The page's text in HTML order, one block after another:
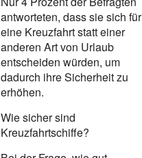
antworteten, dass sie sich für
eine Kreuzfahrt statt einer
anderen Art von Urlaub
entscheiden würden, um
dadurch ihre Sicherheit zu
erhöhen.
Wie sicher sind
Kreuzfahrtschiffe?